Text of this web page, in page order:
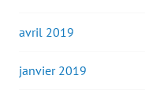
avril 2019
janvier 2019